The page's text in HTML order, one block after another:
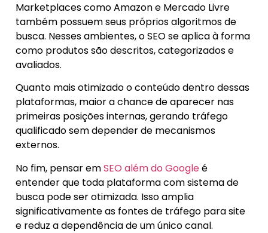
Marketplaces como Amazon e Mercado Livre
também possuem seus próprios algoritmos de
busca. Nesses ambientes, o SEO se aplica à forma
como produtos são descritos, categorizados e
avaliados.
Quanto mais otimizado o conteúdo dentro dessas
plataformas, maior a chance de aparecer nas
primeiras posições internas, gerando tráfego
qualificado sem depender de mecanismos
externos.
No fim, pensar emSEO além do Googleé
entender que toda plataforma com sistema de
busca pode ser otimizada. Isso amplia
significativamente as fontes de tráfego para site
e reduz a dependência de um único canal.